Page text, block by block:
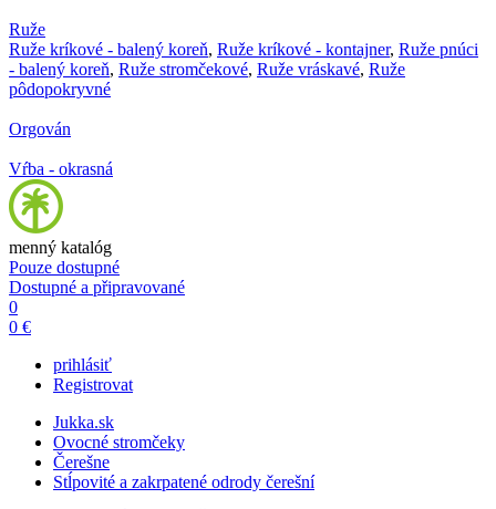
Ruže
Ruže kríkové - balený koreň, Ruže kríkové - kontajner, Ruže pnúci
- balený koreň, Ruže stromčekové, Ruže vráskavé, Ruže
pôdopokryvné
Orgován
Vŕba - okrasná
menný katalóg
Pouze dostupné
Dostupné a připravované
0
0 €
prihlásiť
Registrovat
Jukka.sk
Ovocné stromčeky
Čerešne
Stĺpovité a zakrpatené odrody čerešní